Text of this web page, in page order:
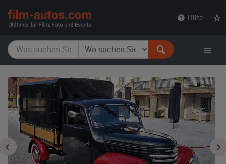
Hilfe